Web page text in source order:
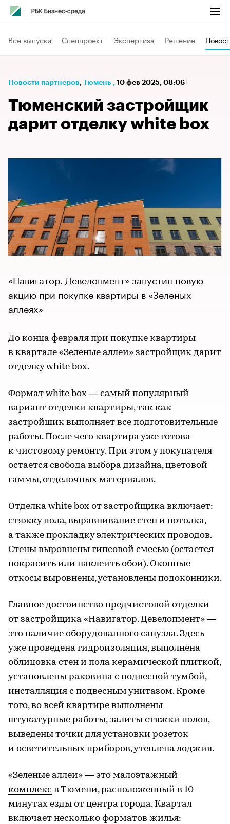
Все выпуски Спецпроект Экспертиза Решение
Новости партнеров⁠, Тюмень , 10 фев 2025, 08:06
Тюменский застройщик
дарит отделку white box
«Навигатор. Девелопмент» запустил новую
акцию при покупке квартиры в «Зеленых
аллеях»
До конца февраля при покупке квартиры
в квартале «Зеленые аллеи» застройщик дарит
отделку white box.
Формат white box — самый популярный
вариант отделки квартиры, так как
застройщик выполняет все подготовительные
работы. После чего квартира уже готова
к чистовому ремонту. При этом у покупателя
остается свобода выбора дизайна, цветовой
гаммы, отделочных материалов.
Отделка white box от застройщика включает:
стяжку пола, выравнивание стен и потолка,
а также прокладку электрических проводов.
Стены выровнены гипсовой смесью (остается
покрасить или наклеить обои). Оконные
откосы выровнены, установлены подоконники.
Главное достоинство предчистовой отделки
от застройщика «Навигатор. Девелопмент» —
это наличие оборудованного санузла. Здесь
уже проведена гидроизоляция, выполнена
облицовка стен и пола керамической плиткой,
установлены раковина с подвесной тумбой,
инсталляция с подвесным унитазом. Кроме
того, во всей квартире выполнены
штукатурные работы, залиты стяжки полов,
выведены точки для установки розеток
и осветительных приборов, утеплена лоджия.
«Зеленые аллеи» — это малоэтажный
комплекс в Тюмени, расположенный в 10
минутах езды от центра города. Квартал
включает несколько форматов жилья: